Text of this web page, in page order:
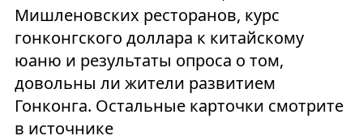
Мишленовских ресторанов, курс
гонконгского доллара к китайскому
юаню и результаты опроса о том,
довольны ли жители развитием
Гонконга. Остальные карточки смотрите
в источнике